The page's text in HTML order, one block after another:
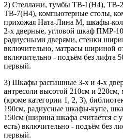
2) Стеллажи, тумбы ТВ-1(Н4),
ТВ-7(Н4), компьютерные столы,
прихожая Ната-Лина М, шкафы-
2-х дверные, угловой шкаф ПМР-
радиусными дверями, стенки
включительно, матрасы шириной
включительно - подъём без лифта
первый.
3) Шкафы распашные 3-х и 4-х
антресоли высотой 210см и
(кроме категории 1, 2, 3),
190см, радиусные шкафы-купе,
150см (ширина шкафа считается с
есть) включительно - подъём без
первый.